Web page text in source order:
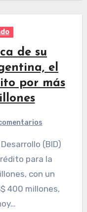
de su
el
por más
para la
con un
400 millones,